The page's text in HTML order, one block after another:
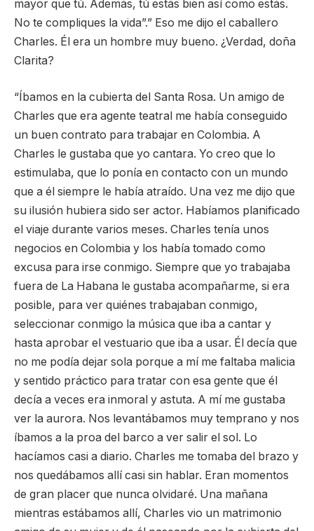
mayor que tú. Además, tú estás bien así como estás.
No te compliques la vida”.” Eso me dijo el caballero
Charles. Él era un hombre muy bueno. ¿Verdad, doña
Clarita?
“Íbamos en la cubierta del Santa Rosa. Un amigo de
Charles que era agente teatral me había conseguido
un buen contrato para trabajar en Colombia. A
Charles le gustaba que yo cantara. Yo creo que lo
estimulaba, que lo ponía en contacto con un mundo
que a él siempre le había atraído. Una vez me dijo que
su ilusión hubiera sido ser actor. Habíamos planificado
el viaje durante varios meses. Charles tenía unos
negocios en Colombia y los había tomado como
excusa para irse conmigo. Siempre que yo trabajaba
fuera de La Habana le gustaba acompañarme, si era
posible, para ver quiénes trabajaban conmigo,
seleccionar conmigo la música que iba a cantar y
hasta aprobar el vestuario que iba a usar. Él decía que
no me podía dejar sola porque a mí me faltaba malicia
y sentido práctico para tratar con esa gente que él
decía a veces era inmoral y astuta. A mí me gustaba
ver la aurora. Nos levantábamos muy temprano y nos
íbamos a la proa del barco a ver salir el sol. Lo
hacíamos casi a diario. Charles me tomaba del brazo y
nos quedábamos allí casi sin hablar. Eran momentos
de gran placer que nunca olvidaré. Una mañana
mientras estábamos allí, Charles vio un matrimonio